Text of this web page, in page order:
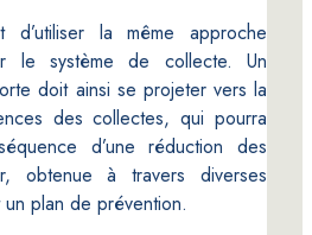
la même approche
le système de collecte. Un
doit ainsi se projeter vers la
des collectes, qui pourra
d’une réduction des
obtenue à travers diverses
plan de prévention.